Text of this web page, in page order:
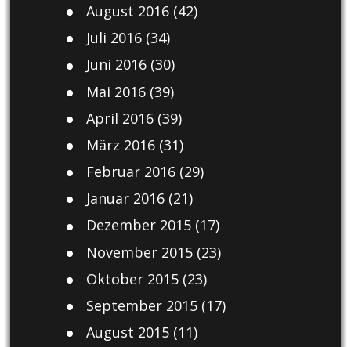
August 2016(42)
Juli 2016(34)
Juni 2016(30)
Mai 2016(39)
April 2016(39)
März 2016(31)
Februar 2016(29)
Januar 2016(21)
Dezember 2015(17)
November 2015(23)
Oktober 2015(23)
September 2015(17)
August 2015(11)